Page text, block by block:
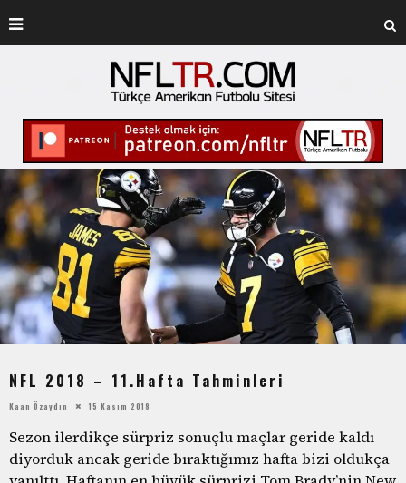
NFL 2018 – 11.Hafta Tahminleri
Kaan Özaydın 15 Kasım 2018
Sezon ilerdikçe sürpriz sonuçlu maçlar geride kaldı
diyorduk ancak geride bıraktığımız hafta bizi oldukça